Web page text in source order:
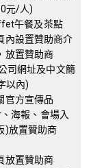
元/人)
午餐及茶點
內設置贊助商介
放置贊助商
司網址及中文簡
以內)
官方宣傳品
海報、會場入
)放置贊助商
放置贊助商